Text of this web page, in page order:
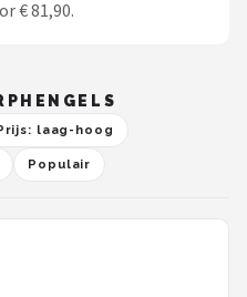
€ 81,90.
laag-hoog
Populair